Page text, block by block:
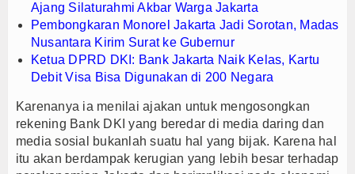
Ajang Silaturahmi Akbar Warga Jakarta
Pembongkaran Monorel Jakarta Jadi Sorotan, Madas
Nusantara Kirim Surat ke Gubernur
Ketua DPRD DKI: Bank Jakarta Naik Kelas, Kartu
Debit Visa Bisa Digunakan di 200 Negara
Karenanya ia menilai ajakan untuk mengosongkan
rekening Bank DKI yang beredar di media daring dan
media sosial bukanlah suatu hal yang bijak. Karena hal
itu akan berdampak kerugian yang lebih besar terhadap